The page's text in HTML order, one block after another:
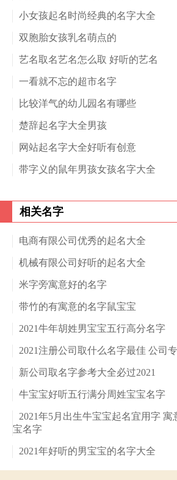
小女孩起名时尚经典的名字大全
双胞胎女孩乳名萌点的
艺名取名艺名怎么取 好听的艺名
一看就不忘的超市名字
比较洋气的幼儿园名有哪些
楚辞起名字大全男孩
网站起名字大全好听有创意
带字义的鼠年男孩女孩名字大全
相关名字
电商有限公司优秀的起名大全
机械有限公司好听的起名大全
米字旁寓意好的名字
带竹的有寓意的名字鼠宝宝
2021牛年胡姓男宝宝五行高分名字
2021注册公司取什么名字最佳 公司
新公司取名字参考大全必过2021
牛宝宝好听五行满分周姓宝宝名字
2021年5月出生牛宝宝起名宜用字 寓
宝名字
2021年好听的男宝宝的名字大全